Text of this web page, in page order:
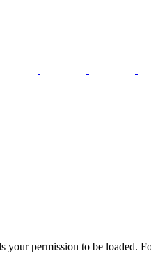
your permission to be loaded.